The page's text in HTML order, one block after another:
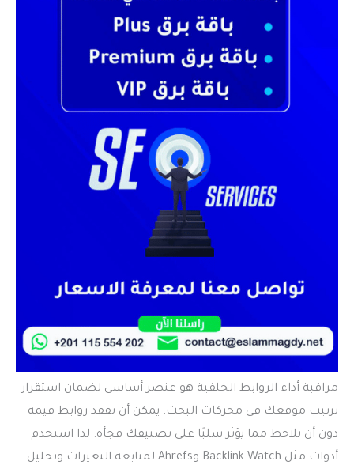
مراقبة أداء الروابط الخلفية هو عنصر أساسي لضمان استقرار
ترتيب موقعك في محركات البحث. يمكن أن تفقد روابط قيمة
دون أن تلاحظ مما يؤثر سلبًا على تصنيفك فجأة. لذا استخدم
أدوات مثل Backlink Watch وAhrefs لمتابعة التغيرات وتحليل